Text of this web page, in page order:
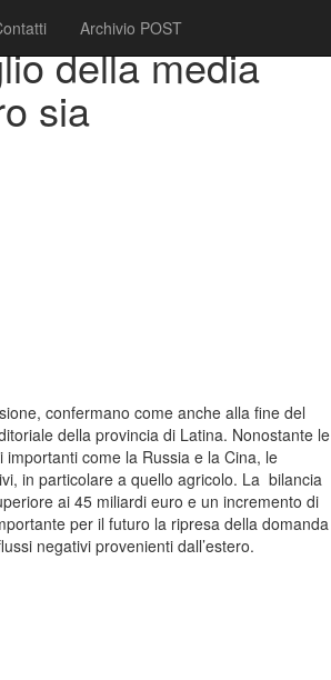
Archivio POST
della media
sia
confermano come anche alla fine del
della provincia di Latina. Nonostante le
come la Russia e la Cina, le
in particolare a quello agricolo. La bilancia
ai 45 miliardi euro e un incremento di
per il futuro la ripresa della domanda
negativi provenienti dall’estero.